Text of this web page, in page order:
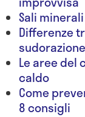
Sali
Differenze
sudorazione
Le aree del
caldo
Come
8 consigli